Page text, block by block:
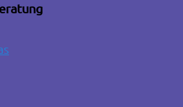
tung